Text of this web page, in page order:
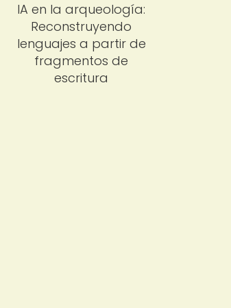
IA en la arqueología:
Reconstruyendo
lenguajes a partir de
fragmentos de
escritura